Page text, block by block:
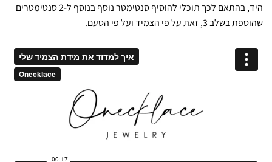
היד, בהתאם לכך תוכלי להוסיף סנטימטר נוסף בנוסף ל-2 סנטימטרים
שהוספת בשלב 3, זאת על פי הצמיד ועל פי הטעם.